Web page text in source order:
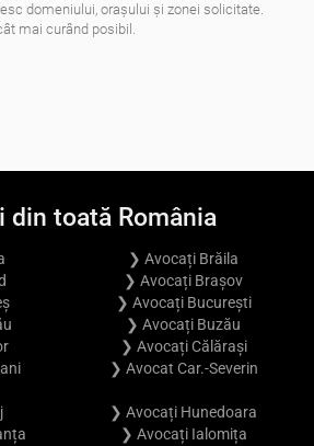
domeniului, oraşului şi zonei solicitate.
mai curând posibil.
din toată România
❯ Avocați Brăila
❯ Avocați Brașov
❯ Avocați București
❯ Avocați Buzău
❯ Avocați Călărași
❯ Avocat Car.-Severin
❯ Avocați Hunedoara
❯ Avocați Ialomița